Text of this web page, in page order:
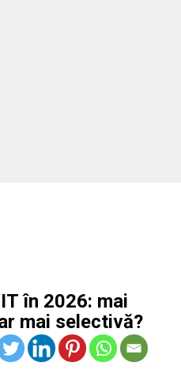
în 2026: mai
mai selectivă?